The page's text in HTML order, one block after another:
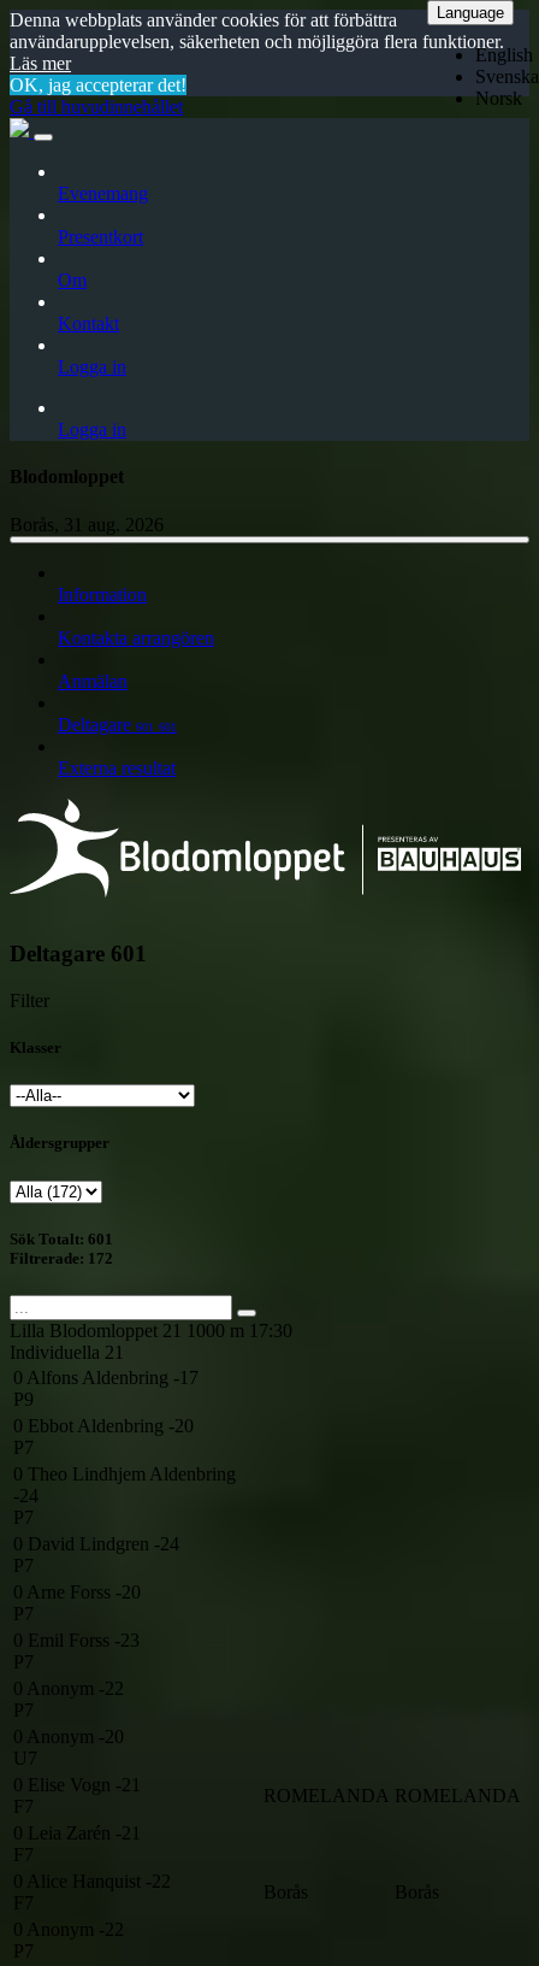
Denna webbplats använder cookies för att förbättra
användarupplevelsen, säkerheten och möjliggöra flera funktioner.
Läs mer
OK, jag accepterar det!
Gå till huvudinnehållet
Evenemang
Presentkort
Om
Kontakt
Logga in
Logga in
Blodomloppet
Borås, 31 aug. 2026
Information
Kontakta arrangören
Anmälan
Deltagare 601 601
Externa resultat
Deltagare 601
Language
English
Svenska
Norsk
Filter
Klasser
Åldersgrupper
Sök Totalt: 601
Filtrerade: 172
Lilla Blodomloppet 21 1000 m 17:30
Individuella 21
0 Alfons Aldenbring -17
P9
0 Ebbot Aldenbring -20
P7
0 Theo Lindhjem Aldenbring
-24
P7
0 David Lindgren -24
P7
0 Arne Forss -20
P7
0 Emil Forss -23
P7
0 Anonym -22
P7
0 Anonym -20
U7
0 Elise Vogn -21
F7
ROMELANDA ROMELANDA
0 Leia Zarén -21
F7
0 Alice Hanquist -22
F7
Borås
Borås
0 Anonym -22
P7